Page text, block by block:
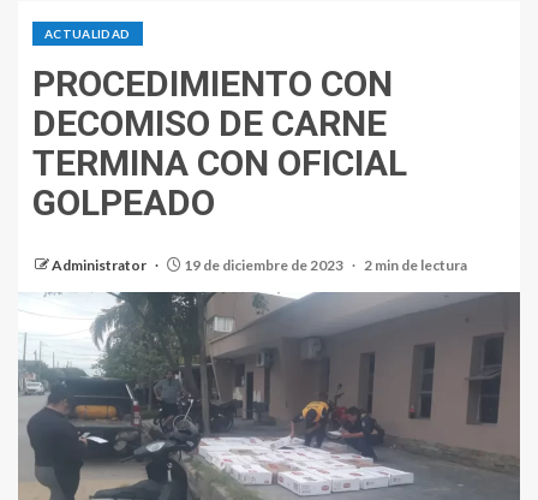
ACTUALIDAD
PROCEDIMIENTO CON
DECOMISO DE CARNE
TERMINA CON OFICIAL
GOLPEADO
Administrator 19 de diciembre de 2023 2 min de lectura